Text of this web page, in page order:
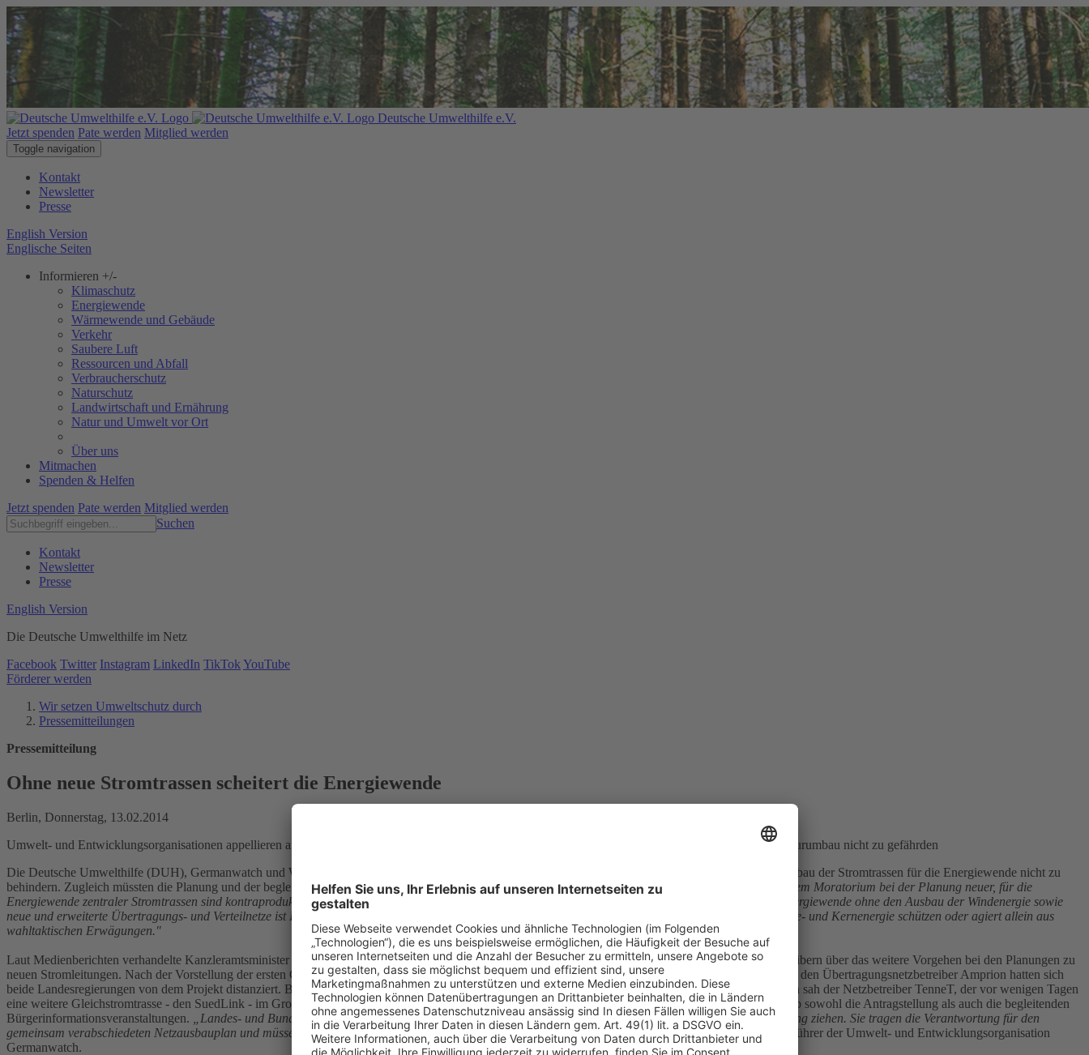
Deutsche Umwelthilfe e.V.
Jetzt spenden Pate werden Mitglied werden
Toggle navigation
Kontakt
Newsletter
Presse
English Version
Englische Seiten
Informieren +/-
Klimaschutz
Energiewende
Wärmewende und Gebäude
Verkehr
Saubere Luft
Ressourcen und Abfall
Verbraucherschutz
Naturschutz
Landwirtschaft und Ernährung
Natur und Umwelt vor Ort
Über uns
Mitmachen
Spenden & Helfen
Jetzt spenden Pate werden Mitglied werden
Suchen
Kontakt
Newsletter
Presse
English Version
Die Deutsche Umwelthilfe im Netz
Facebook Twitter Instagram LinkedIn TikTok YouTube
Förderer werden
Wir setzen Umweltschutz durch
Pressemitteilungen
Pressemitteilung
Ohne neue Stromtrassen scheitert die Energiewende
Berlin, Donnerstag, 13.02.2014
Umwelt- und Entwicklungsorganisationen appellieren an Bayerns und Thüringens Ministerpräsidenten, den für die Energiewende notwendigen Infrastrukturumbau nicht zu gefährden
Die Deutsche Umwelthilfe (DUH), Germanwatch und WWF Deutschland fordern die Ministerpräsidenten der Länder auf, den notwendigen Um- und Ausbau der Stromtrassen für die Energiewende nicht zu
behindern. Zugleich müssten die Planung und der begleitende Bürgerdialog für neue Gleichstromtrassen zügig fortgesetzt werden.
„Forderungen nach einem Moratorium bei der Planung neuer, für die
Energiewende zentraler Stromtrassen sind kontraproduktiv“, sagtRegine Günther
„Eine Energiewende ohne den Ausbau der Windenergie sowie
neue und erweiterte Übertragungs- und Verteilnetze ist Illusion. Wer den Umbau der Netzinfrastruktur verzögert, will die bestehenden Strukturen von Kohle- und Kernenergie schützen oder agiert allein aus
wahltaktischen Erwägungen."
Laut Medienberichten verhandelte Kanzleramtsminister Peter Altmaier gestern in einem Krisengespräch im Kanzleramt mit Ländervertretern und Netzbetreibern über das weitere Vorgehen bei den Planungen zu
neuen Stromleitungen. Nach der Vorstellung der ersten Grobplanungen für die sogenannte Gleichstrompassage Süd-Ost von Thüringen nach Bayern durch den Übertragungsnetzbetreiber Amprion hatten sich
beide Landesregierungen von dem Projekt distanziert. Bayerns Ministerpräsident Horst Seehofer forderte gar ein Moratorium bei den Planungen. Daraufhin sah der Netzbetreiber TenneT, der vor wenigen Tagen
eine weitere Gleichstromtrasse - den SuedLink - im Grobverlauf vorgestellt hatte, die politische Grundlage der Energiewende in Frage gestellt und verschob sowohl die Antragstellung als auch die begleitenden
Bürgerinformationsveranstaltungen.
„Landes- und Bundespolitiker müssen bei der Kommunikation des notwendigen Stromnetzumbaus jetzt an einem Strang ziehen. Sie tragen die Verantwortung für den
gemeinsam verabschiedeten Netzausbauplan und müssen auch für die sorgfältige Umsetzung Sorge tragen“, fordert Christoph Bals, Politischer Geschäftsführer der Umwelt- und Entwicklungsorganisation
Germanwatch.